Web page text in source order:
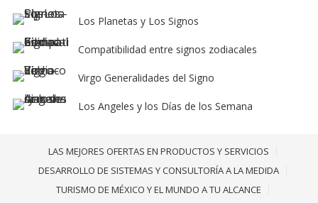
Los Planetas y Los Signos
Compatibilidad entre signos zodiacales
Virgo Generalidades del Signo
Los Angeles y los Días de los Semana
LAS MEJORES OFERTAS EN PRODUCTOS Y SERVICIOS
DESARROLLO DE SISTEMAS Y CONSULTORÍA A LA MEDIDA
TURISMO DE MÉXICO Y EL MUNDO A TU ALCANCE